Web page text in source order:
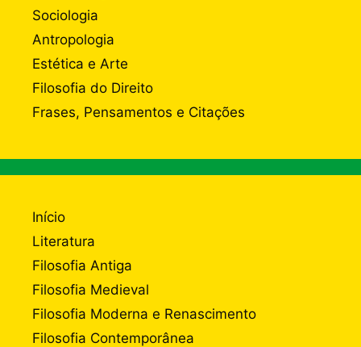
Sociologia
Antropologia
Estética e Arte
Filosofia do Direito
Frases, Pensamentos e Citações
Início
Literatura
Filosofia Antiga
Filosofia Medieval
Filosofia Moderna e Renascimento
Filosofia Contemporânea